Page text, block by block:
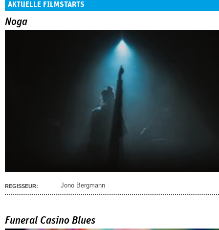
AKTUELLE FILMSTARTS
Noga
REGISSEUR: Jono Bergmann
Funeral Casino Blues